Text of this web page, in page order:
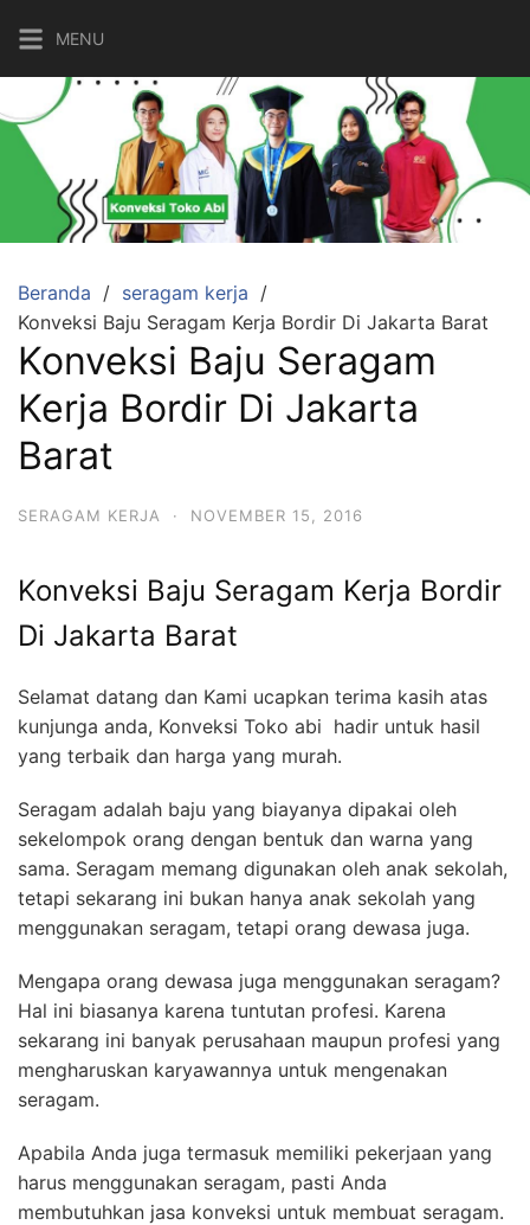
ke
konten
MENU
Beranda
seragam kerja
Konveksi Baju Seragam Kerja Bordir Di Jakarta Barat
Konveksi Baju Seragam
Kerja Bordir Di Jakarta
Barat
SERAGAM KERJA · NOVEMBER 15, 2016
Konveksi Baju Seragam Kerja Bordir
Di Jakarta Barat
Selamat datang dan Kami ucapkan terima kasih atas
kunjunga anda, Konveksi Toko abi hadir untuk hasil
yang terbaik dan harga yang murah.
Seragam adalah baju yang biayanya dipakai oleh
sekelompok orang dengan bentuk dan warna yang
sama. Seragam memang digunakan oleh anak sekolah,
tetapi sekarang ini bukan hanya anak sekolah yang
menggunakan seragam, tetapi orang dewasa juga.
Mengapa orang dewasa juga menggunakan seragam?
Hal ini biasanya karena tuntutan profesi. Karena
sekarang ini banyak perusahaan maupun profesi yang
mengharuskan karyawannya untuk mengenakan
seragam.
Apabila Anda juga termasuk memiliki pekerjaan yang
harus menggunakan seragam, pasti Anda
membutuhkan jasa konveksi untuk membuat seragam.